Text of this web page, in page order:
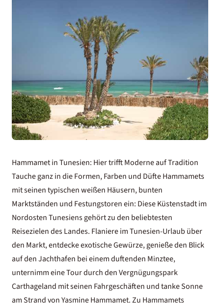
Hammamet in Tunesien: Hier trifft Moderne auf Tradition
Tauche ganz in die Formen, Farben und Düfte Hammamets
mit seinen typischen weißen Häusern, bunten
Marktständen und Festungstoren ein: Diese Küstenstadt im
Nordosten Tunesiens gehört zu den beliebtesten
Reisezielen des Landes. Flaniere im Tunesien-Urlaub über
den Markt, entdecke exotische Gewürze, genieße den Blick
auf den Jachthafen bei einem duftenden Minztee,
unternimm eine Tour durch den Vergnügungspark
Carthageland mit seinen Fahrgeschäften und tanke Sonne
am Strand von Yasmine Hammamet. Zu Hammamets